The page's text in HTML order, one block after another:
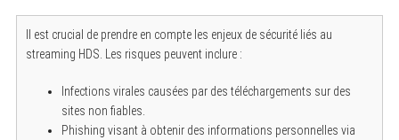
Il est crucial de prendre en compte les enjeux de sécurité liés au
streaming HDS. Les risques peuvent inclure :
Infections virales causées par des téléchargements sur des
sites non fiables.
Phishing visant à obtenir des informations personnelles via